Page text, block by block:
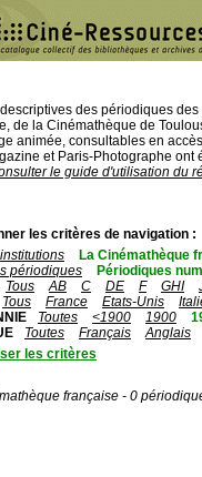
des périodiques
de la Cinémathèque de
animée, consultables en
et Paris-Photographe ont
le guide d'utilisation du
les critères de navigation :
La Cinémathèque
périodiques
Périodiques
Tous AB C DE F GHI
Tous France Etats-Unis
Toutes <1900 1900
Toutes Français Anglais
les critères
française - 0